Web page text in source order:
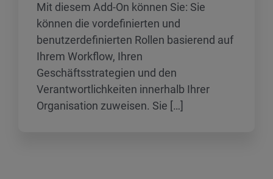
Mit diesem Add-On können Sie: Sie
können die vordefinierten und
benutzerdefinierten Rollen basierend auf
Ihrem Workflow, Ihren
Geschäftsstrategien und den
Verantwortlichkeiten innerhalb Ihrer
Organisation zuweisen. Sie […]